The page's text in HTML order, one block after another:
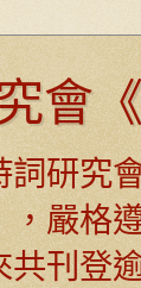
會《
研究
嚴格
刊登